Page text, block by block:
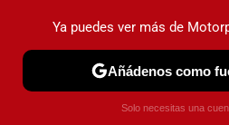
PRUEBAS INDUSTRIA HOY
Ya puedes ver más de
Añádenos como
Solo necesitas una